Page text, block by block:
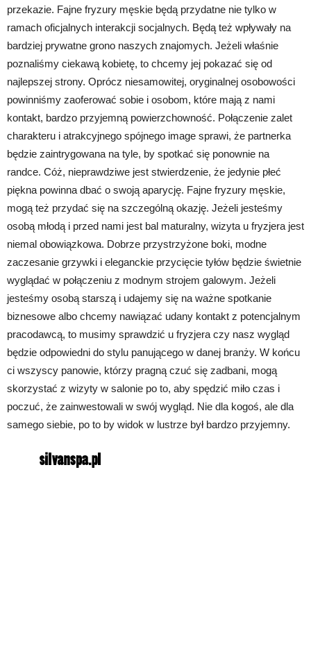
przekazie. Fajne fryzury męskie będą przydatne nie tylko w
ramach oficjalnych interakcji socjalnych. Będą też wpływały na
bardziej prywatne grono naszych znajomych. Jeżeli właśnie
poznaliśmy ciekawą kobietę, to chcemy jej pokazać się od
najlepszej strony. Oprócz niesamowitej, oryginalnej osobowości
powinniśmy zaoferować sobie i osobom, które mają z nami
kontakt, bardzo przyjemną powierzchowność. Połączenie zalet
charakteru i atrakcyjnego spójnego image sprawi, że partnerka
będzie zaintrygowana na tyle, by spotkać się ponownie na
randce. Cóż, nieprawdziwe jest stwierdzenie, że jedynie płeć
piękna powinna dbać o swoją aparycję. Fajne fryzury męskie,
mogą też przydać się na szczególną okazję. Jeżeli jesteśmy
osobą młodą i przed nami jest bal maturalny, wizyta u fryzjera jest
niemal obowiązkowa. Dobrze przystrzyżone boki, modne
zaczesanie grzywki i eleganckie przycięcie tyłów będzie świetnie
wyglądać w połączeniu z modnym strojem galowym. Jeżeli
jesteśmy osobą starszą i udajemy się na ważne spotkanie
biznesowe albo chcemy nawiązać udany kontakt z potencjalnym
pracodawcą, to musimy sprawdzić u fryzjera czy nasz wygląd
będzie odpowiedni do stylu panującego w danej branży. W końcu
ci wszyscy panowie, którzy pragną czuć się zadbani, mogą
skorzystać z wizyty w salonie po to, aby spędzić miło czas i
poczuć, że zainwestowali w swój wygląd. Nie dla kogoś, ale dla
samego siebie, po to by widok w lustrze był bardzo przyjemny.